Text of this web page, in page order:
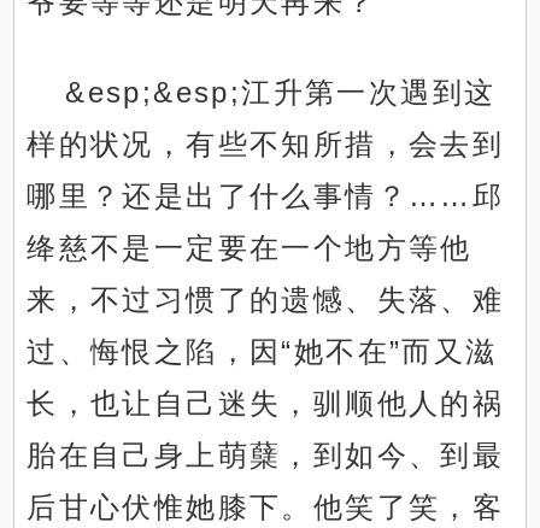
&esp;&esp;江升第一次遇到这
样的状况，有些不知所措，会去到
哪里？还是出了什么事情？……邱
绛慈不是一定要在一个地方等他
来，不过习惯了的遗憾、失落、难
过、悔恨之陷，因“她不在”而又滋
长，也让自己迷失，驯顺他人的祸
胎在自己身上萌蘖，到如今、到最
后甘心伏惟她膝下。他笑了笑，客